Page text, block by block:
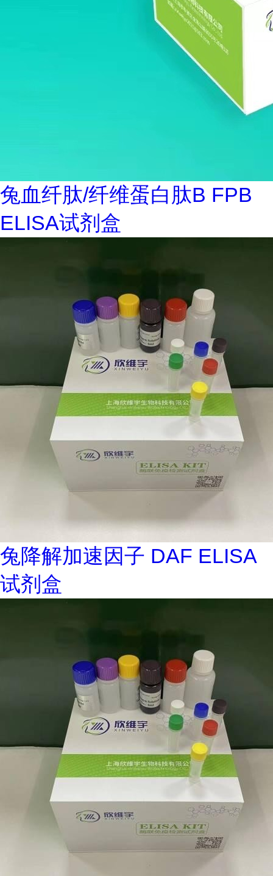
兔血纤肽/纤维蛋白肽B FPB
ELISA试剂盒
兔降解加速因子 DAF ELISA
试剂盒